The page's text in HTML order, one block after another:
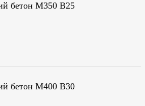
бетон М350 В25
бетон М400 В30